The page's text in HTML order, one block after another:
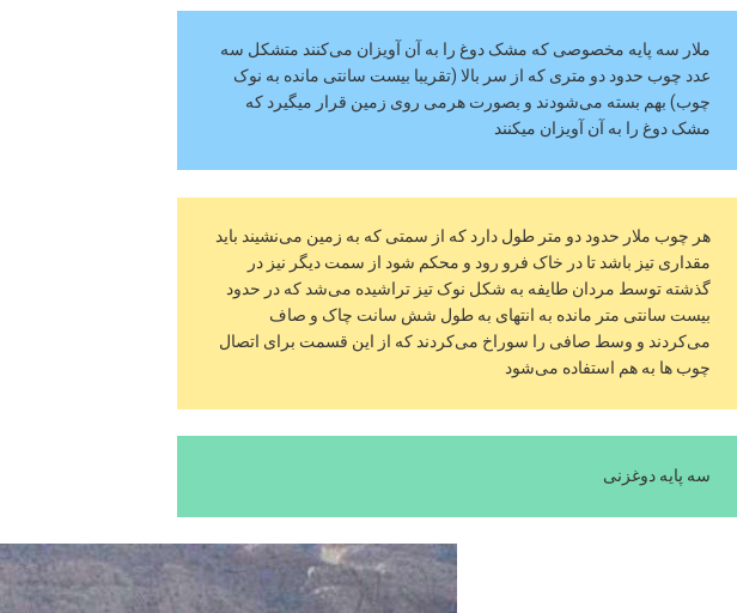
ملار سه پایه مخصوصی که مشک دوغ را به آن آویزان می‌کنند متشکل سه
عدد چوب حدود دو متری که از سر بالا (تقریبا بیست سانتی مانده به نوک
چوب) بهم بسته می‌شودند و بصورت هرمی روی زمین قرار میگیرد که
مشک دوغ را به آن آویزان میکنند
هر چوب ملار حدود دو متر طول دارد که از سمتی که به زمین می‌نشیند باید
مقداری تیز باشد تا در خاک فرو رود و محکم شود از سمت دیگر نیز در
گذشته توسط مردان طایفه به شکل نوک تیز تراشیده می‌شد که در حدود
بیست سانتی متر مانده به انتهای به طول شش سانت چاک و صاف
می‌کردند و وسط صافی را سوراخ می‌کردند که از این قسمت برای اتصال
چوب ها به هم استفاده می‌شود
سه پایه دوغزنی